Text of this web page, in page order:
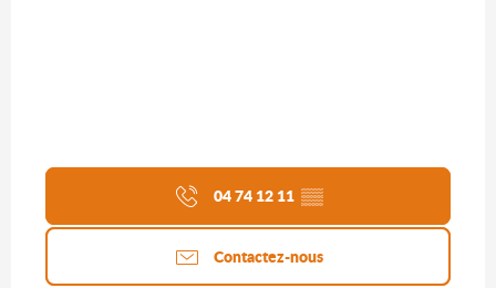
04 74 12 11 ▒▒
Contactez-nous